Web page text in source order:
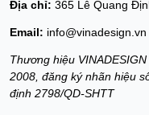
Địa chỉ: 365 Lê Quang
Email: info@vinadesign.vn
Thương hiệu
2008, đăng ký nhãn hiệu
định 2798/QD-SHTT